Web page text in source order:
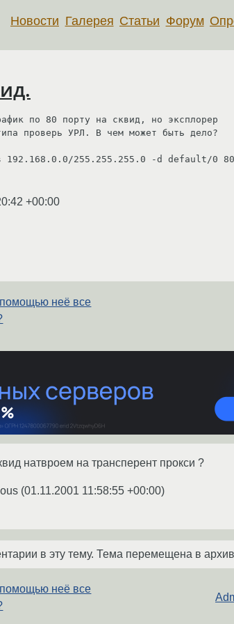
Новости Галерея Статьи Форум
по 80 порту на сквид, но эксплорер
проверь УРЛ. В чем может быть дело?
255.255.255.0 -d default/0 80 -
+00:00
помощью неё все
натвроем на трансперент прокси ?
(01.11.2001 11:58:55 +00:00)
в эту тему. Тема перемещена в
помощью неё все